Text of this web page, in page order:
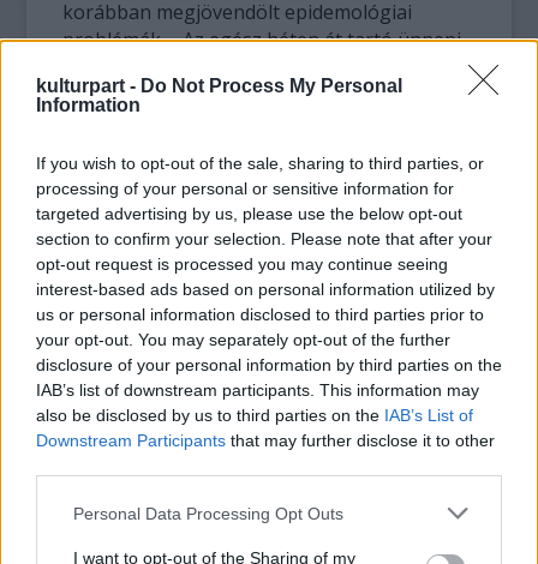
kulturpart - Do Not Process My Personal
Information
If you wish to opt-out of the sale, sharing to third parties, or
processing of your personal or sensitive information for
targeted advertising by us, please use the below opt-out
section to confirm your selection. Please note that after your
opt-out request is processed you may continue seeing
interest-based ads based on personal information utilized by
us or personal information disclosed to third parties prior to
your opt-out. You may separately opt-out of the further
disclosure of your personal information by third parties on the
IAB’s list of downstream participants. This information may
also be disclosed by us to third parties on the IAB’s List of
Downstream Participants that may further disclose it to other
Please note that this website/app uses one or more Google
not limited to your visit or usage behaviour. You may click to
Personal Data Processing Opt Outs
I want to opt-out of the Sharing of my
korábban megjövendölt epidemológiai
problémák. „Az egész héten át tartó ünnepi
beszélgetéssorozatunk elsődleges oka a Föld
Napja nemzetközi eseménye. Ma, a Föld
erdészeti szakértőjével és a kormány
munkáját hivatalos minőségben is segítő
Lomniczi Gergely erdészeti tanácsadóval
beszélgetünk. A planéta felületét borító fák
mennyiségén és minőségén múlik ugyanis
jelentős mértékben a földi létezés, a
bioszféra jövője. Ezért ültetjük most egy
asztalhoz mindazokat, akik szakmai és
közigazgatási oldalról egyaránt ráhatással
bírhatnak, hogy mi magyarok a
legsikeresebben vehessük ki a részünket az
erdősítés munkájából.” – mondta el Bojár
Iván András, a 10 millió Fa Alapítvány